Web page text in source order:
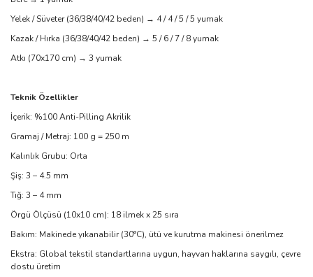
Yelek / Süveter (36/38/40/42 beden) → 4 / 4 / 5 / 5 yumak
Kazak / Hırka (36/38/40/42 beden) → 5 / 6 / 7 / 8 yumak
Atkı (70x170 cm) → 3 yumak
Teknik Özellikler
İçerik: %100 Anti-Pilling Akrilik
Gramaj / Metraj: 100 g = 250 m
Kalınlık Grubu: Orta
Şiş: 3 – 4.5 mm
Tığ: 3 – 4 mm
Örgü Ölçüsü (10x10 cm): 18 ilmek x 25 sıra
Bakım: Makinede yıkanabilir (30°C), ütü ve kurutma makinesi önerilmez
Ekstra: Global tekstil standartlarına uygun, hayvan haklarına saygılı, çevre
dostu üretim